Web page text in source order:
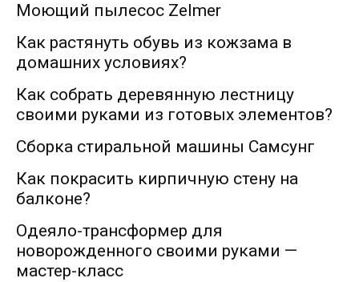
Моющий пылесос Zelmer
Как растянуть обувь из кожзама в
домашних условиях?
Как собрать деревянную лестницу
своими руками из готовых элементов?
Сборка стиральной машины Самсунг
Как покрасить кирпичную стену на
балконе?
Одеяло-трансформер для
новорожденного своими руками —
мастер-класс